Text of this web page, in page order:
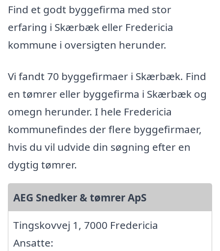
Find et godt byggefirma med stor
erfaring i Skærbæk eller Fredericia
kommune i oversigten herunder.
Vi fandt 70 byggefirmaer i Skærbæk. Find
en tømrer eller byggefirma i Skærbæk og
omegn herunder. I hele Fredericia
kommunefindes der flere byggefirmaer,
hvis du vil udvide din søgning efter en
dygtig tømrer.
AEG Snedker & tømrer ApS
Tingskovvej 1, 7000 Fredericia
Ansatte: